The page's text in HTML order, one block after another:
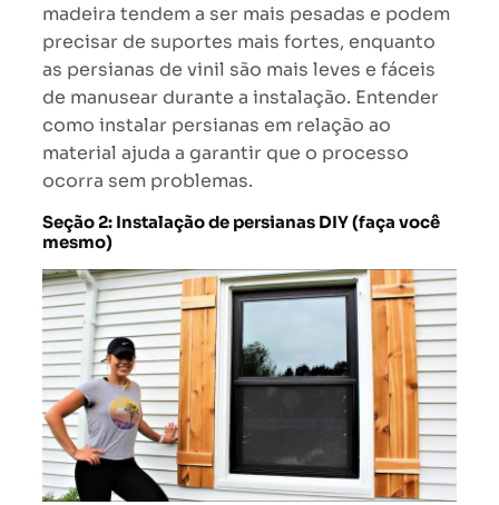
madeira tendem a ser mais pesadas e podem
precisar de suportes mais fortes, enquanto
as persianas de vinil são mais leves e fáceis
de manusear durante a instalação. Entender
como instalar persianas em relação ao
material ajuda a garantir que o processo
ocorra sem problemas.
Seção 2: Instalação de persianas DIY (faça você
mesmo)